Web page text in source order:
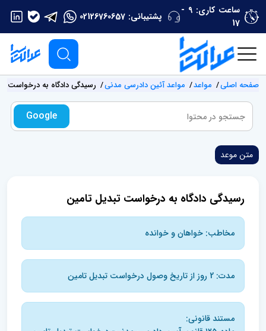
ساعت کاری: 9 -
17
پشتیبانی: 02126760657
صفحه اصلی مواعد مواعد آئین دادرسی مدنی رسیدگی دادگاه به درخواست
Google
متن موعد
رسیدگی دادگاه به درخواست تبدیل تامین
مخاطب: خواهان و خوانده
مدت: 2 روز از تاریخ وصول درخواست تبدیل تامین
مستند قانونی: